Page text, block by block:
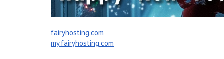
fairyhosting.com
my.fairyhosting.com